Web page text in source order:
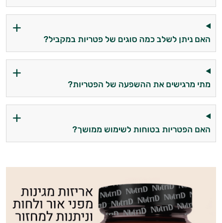
האם ניתן לשלב כמה סוגים של פטריות במקביל?
מתי מרגישים את ההשפעה של הפטריות?
האם הפטריות בטוחות לשימוש ממושך?
אני יועץ הבריאות האישי AI של טבע בריא.
התשובות שלי מבוססות על מאגרי מידע קליניים
וספרות מקצועית בתחומי הרפואה הטבעית
ותזונת הספורט.